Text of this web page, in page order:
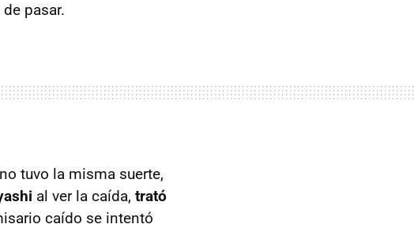
pasar.
tuvo la misma suerte,
al ver la caída, trató
caído se intentó